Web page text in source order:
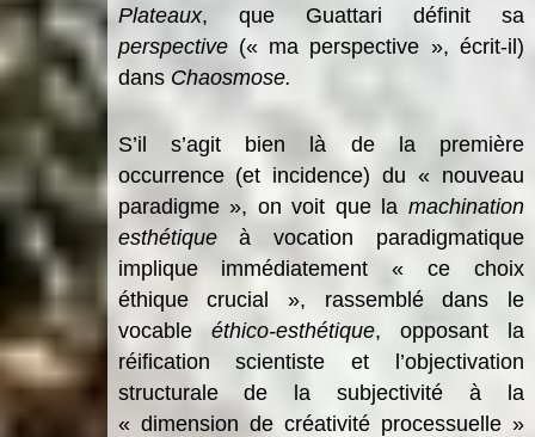
Plateaux, que Guattari définit sa
perspective(« ma perspective », écrit-il)
dans Chaosmose.
S’il s’agit bien là de la première
occurrence (et incidence) du « nouveau
paradigme », on voit que lamachination
esthétiqueà vocation paradigmatique
implique immédiatement « ce choix
éthique crucial », rassemblé dans le
vocable éthico-esthétique, opposant la
réification scientiste et l’objectivation
structurale de la subjectivité à la
« dimension de créativité processuelle »